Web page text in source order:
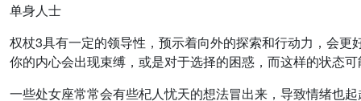
单身人士
权杖3具有一定的领导性，预示着向外的探索和行动力，会
你的内心会出现束缚，或是对于选择的困惑，而这样的状态
一些处女座常常会有些杞人忧天的想法冒出来，导致情绪也